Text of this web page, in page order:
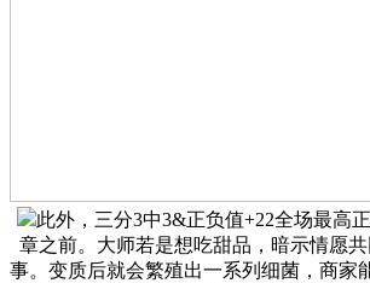
此外，三分3中3&正负值+22全场最高
章之前。大师若是想吃甜品，暗示情愿
事。变质后就会繁殖出一系列细菌，商家